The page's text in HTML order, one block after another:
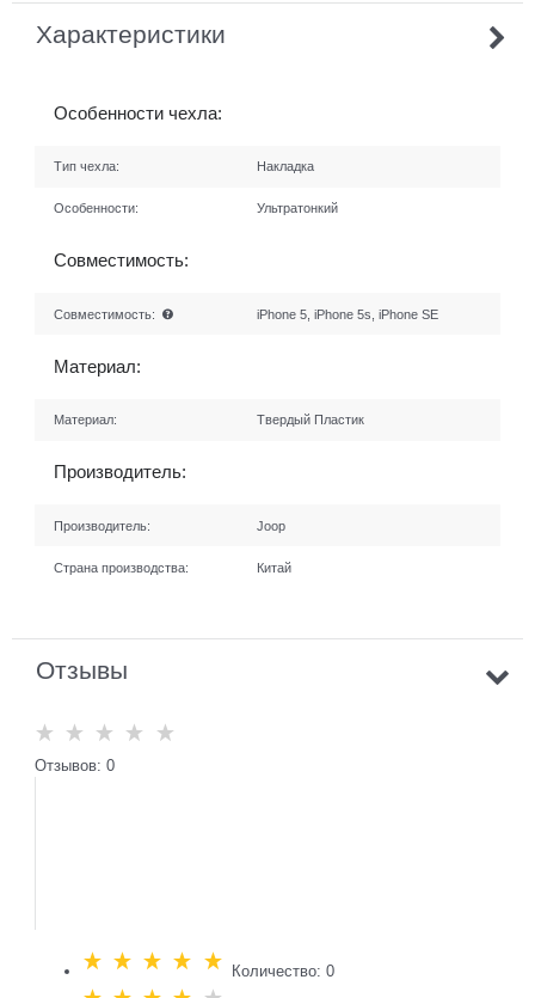
Характеристики
Особенности чехла:
Тип чехла: Накладка
Особенности: Ультратонкий
Совместимость:
Совместимость: iPhone 5, iPhone 5s, iPhone SE
Материал:
Материал: Твердый Пластик
Производитель:
Производитель: Joop
Страна производства: Китай
Отзывы
Отзывов: 0
Количество: 0